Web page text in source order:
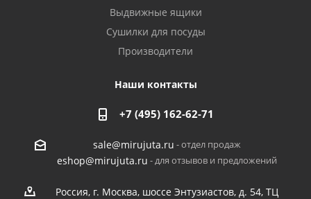
Выдвижные ящики
Сушилки для посуды
Производители
Наши контакты
+7 (495) 162-62-71
sale@mirujuta.ru - отдел продаж
eshop@mirujuta.ru - для отзывов и предложений
Россия, г. Москва, шоссе Энтузиастов, д. 54, ТЦ